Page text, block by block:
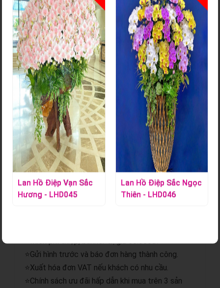
Bó Hoa Tươi - HT119
Mã sản phẩm: S000870
Liên hệ ngay Hoa Lan Tác Phẩm để đặt những bó hoa xinh
gửi đến những người mình yêu thương.
Chi tiết sản phẩm
⭐Giao hoa hỏa tốc.
⭐Miễn phí thiệp, banner trị giá 50.000đ.
⭐Gửi hình trước và báo đơn hàng thành công.
⭐Xuất hóa đơn VAT nếu khách có nhu cầu.
⭐Chính sách ưu đãi hấp dẫn khi mua trên 3 sản
Lan Hồ Điệp Vạn Sắc
Hương - LHD045
Lan Hồ Điệp Sắc Ngọc
Thiên - LHD046